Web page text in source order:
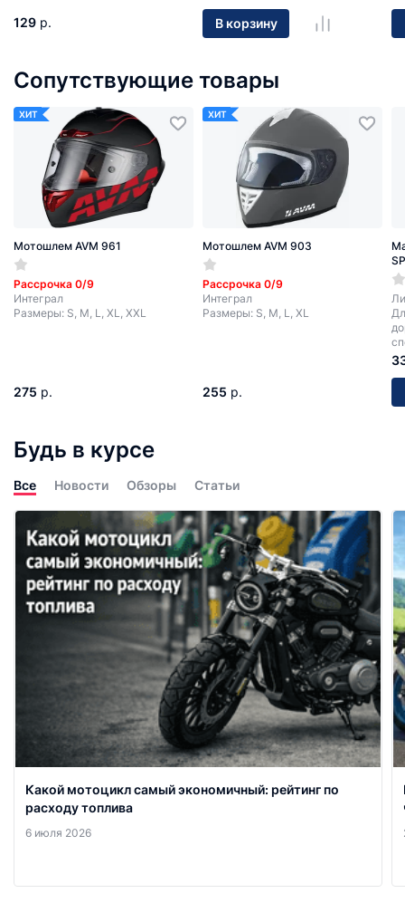
129 р. В корзину
Сопутствующие товары
ХИТ
Мотошлем AVM 961
Рассрочка 0/9
Интеграл
Размеры: S, M, L, XL, XXL
275 р.
ХИТ
Мотошлем AVM 903
Рассрочка 0/9
Интеграл
Размеры: S, M, L, XL
255 р.
Будь в курсе
Все Новости Обзоры Статьи
Какой мотоцикл самый экономичный: рейтинг по
расходу топлива
6 июля 2026